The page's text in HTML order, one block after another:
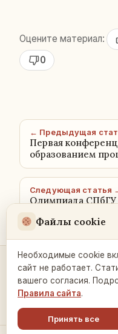
Оцените материал:
0
← Предыдущая
Первая
образованием
Следующая статья
Олимпиада СПбГУ
Файлы cookie
Необходимые cookie
сайт не работает.
вашего согласия.
Правила сайта.
Принять все